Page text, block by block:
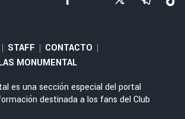
| STAFF | CONTACTO |
MONUMENTAL
es una sección especial del portal
destinada a los fans del Club